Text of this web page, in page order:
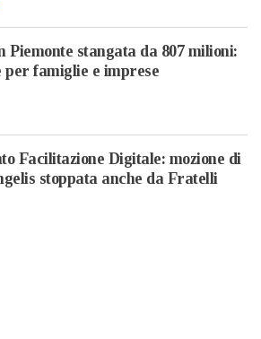
stangata da 807 milioni:
per famiglie e imprese
Facilitazione Digitale: mozione di
stoppata anche da Fratelli